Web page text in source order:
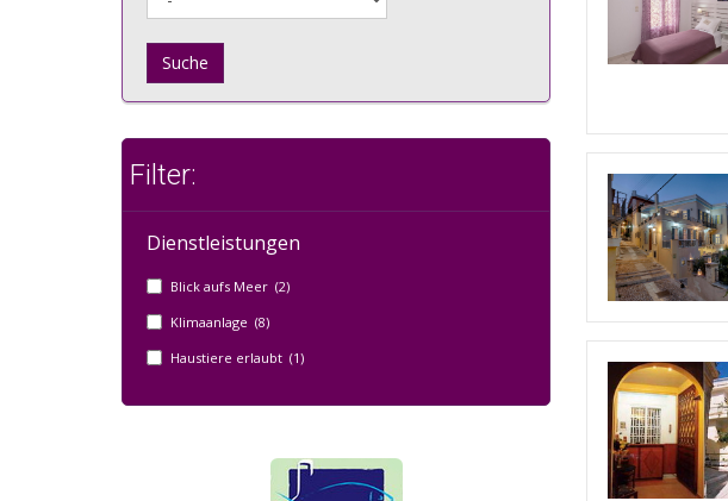
Suche
Filter:
Dienstleistungen
Blick aufs Meer (2)
Klimaanlage (8)
Haustiere erlaubt (1)